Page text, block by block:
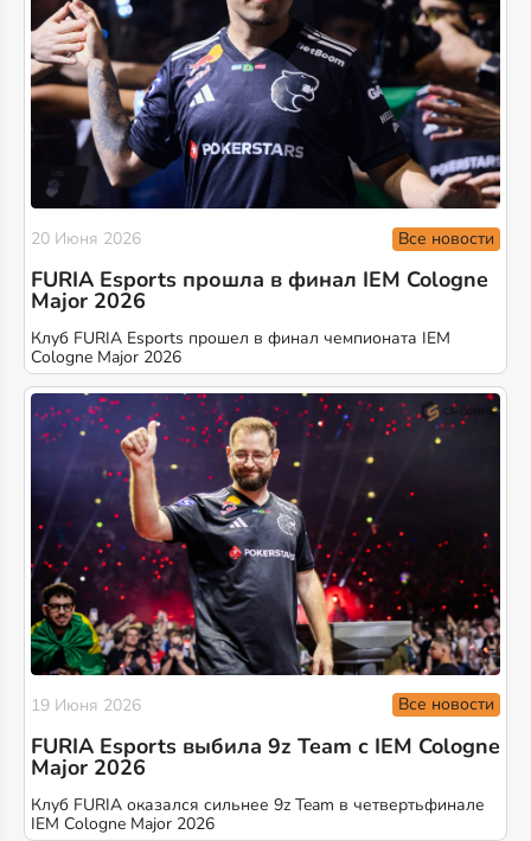
20 Июня 2026 Все новости
FURIA Esports прошла в финал IEM Cologne
Major 2026
Клуб FURIA Esports прошел в финал чемпионата IEM
Cologne Major 2026
19 Июня 2026 Все новости
FURIA Esports выбила 9z Team с IEM Cologne
Major 2026
Клуб FURIA оказался сильнее 9z Team в четвертьфинале
IEM Cologne Major 2026